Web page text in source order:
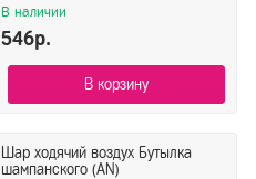
В наличии
546р.
В корзину
Шар ходячий воздух Бутылка
шампанского (AN)